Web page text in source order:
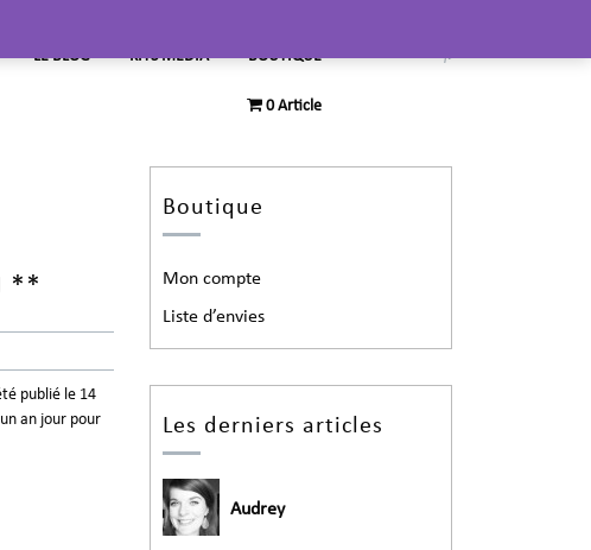
LE BLOG KITS MEDIA BOUTIQUE
0 Article
**
publié le 14
an jour pour
Boutique
Mon compte
Liste d’envies
Les derniers articles
Audrey